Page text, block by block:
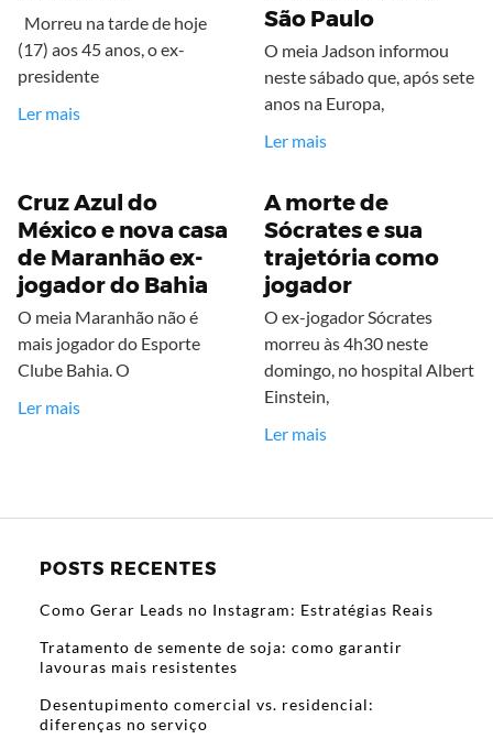
Morreu na tarde de hoje
(17) aos 45 anos, o ex-
presidente
Ler mais
São Paulo
O meia Jadson informou
neste sábado que, após sete
anos na Europa,
Ler mais
Cruz Azul do
México e nova casa
de Maranhão ex-
jogador do Bahia
O meia Maranhão não é
mais jogador do Esporte
Clube Bahia. O
Ler mais
A morte de
Sócrates e sua
trajetória como
jogador
O ex-jogador Sócrates
morreu às 4h30 neste
domingo, no hospital Albert
Einstein,
Ler mais
POSTS RECENTES
Como Gerar Leads no Instagram: Estratégias Reais
Tratamento de semente de soja: como garantir
lavouras mais resistentes
Desentupimento comercial vs. residencial:
diferenças no serviço